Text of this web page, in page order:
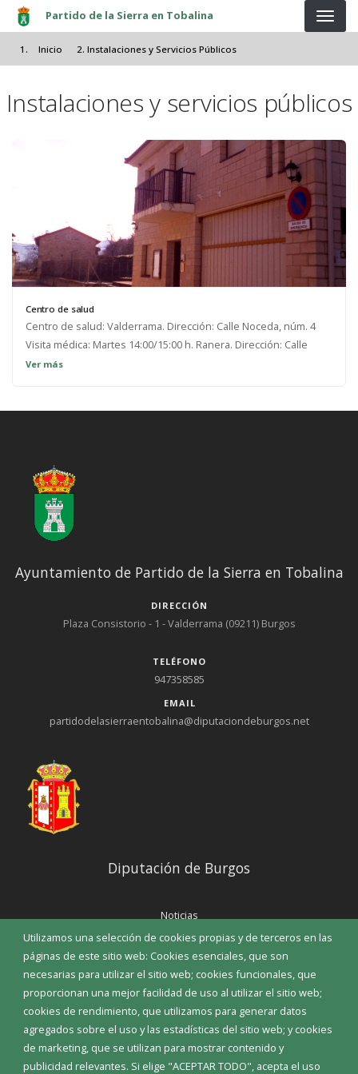
Pasar al contenido principal
Partido de la Sierra en Tobalina
Inicio Instalaciones y Servicios Públicos
Instalaciones y servicios públicos
Centro de salud
Centro de salud: Valderrama. Dirección: Calle Noceda, núm. 4
Visita médica: Martes 14:00/15:00 h. Ranera. Dirección: Calle
Burgos, núm. 3 Visita médica: cada 15 días. Resto de días en la
Ver más
Utilizamos una selección de cookies propias y de terceros en las
páginas de este sitio web: Cookies esenciales, que son
necesarias para utilizar el sitio web; cookies funcionales, que
proporcionan una mejor facilidad de uso al utilizar el sitio web;
cookies de rendimiento, que utilizamos para generar datos
agregados sobre el uso y las estadísticas del sitio web; y cookies
de marketing, que se utilizan para mostrar contenido y
publicidad relevantes. Si elige "ACEPTAR TODO", acepta el uso
Ayuntamiento de Partido de la Sierra en Tobalina
DIRECCIÓN
Plaza Consistorio - 1 - Valderrama (09211) Burgos
TELÉFONO
947358585
EMAIL
partidodelasierraentobalina@diputaciondeburgos.net
Diputación de Burgos
Noticias
Eventos
Corporación Municipal
Teléfonos de interés
INICIAR SESIÓN
MAPA WEB